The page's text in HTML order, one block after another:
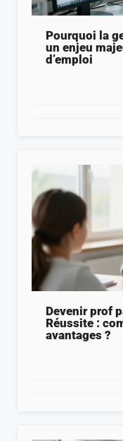
Pourquoi la
un enjeu
d’emploi
Devenir prof
Réussite :
avantages ?